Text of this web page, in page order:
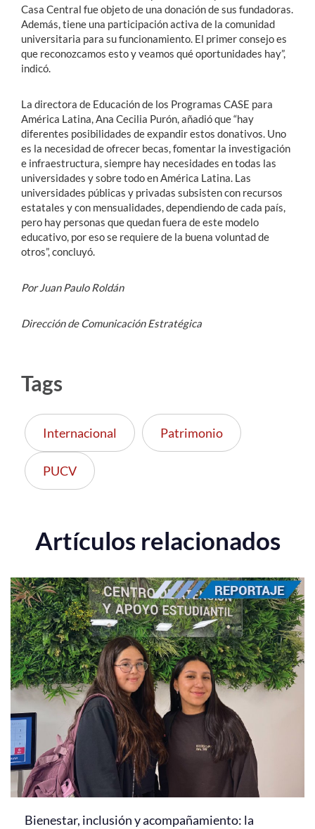
Casa Central fue objeto de una donación de sus fundadoras.
Además, tiene una participación activa de la comunidad
universitaria para su funcionamiento. El primer consejo es
que reconozcamos esto y veamos qué oportunidades hay”,
indicó.
La directora de Educación de los Programas CASE para
América Latina, Ana Cecilia Purón, añadió que “hay
diferentes posibilidades de expandir estos donativos. Uno
es la necesidad de ofrecer becas, fomentar la investigación
e infraestructura, siempre hay necesidades en todas las
universidades y sobre todo en América Latina. Las
universidades públicas y privadas subsisten con recursos
estatales y con mensualidades, dependiendo de cada país,
pero hay personas que quedan fuera de este modelo
educativo, por eso se requiere de la buena voluntad de
otros”, concluyó.
Por Juan Paulo Roldán
Dirección de Comunicación Estratégica
Tags
Internacional Patrimonio
PUCV
Artículos relacionados
Bienestar, inclusión y acompañamiento: la